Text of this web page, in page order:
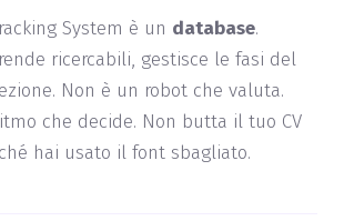
System è un database.
ricercabili, gestisce le fasi del
Non è un robot che valuta.
che decide. Non butta il tuo CV
hai usato il font sbagliato.